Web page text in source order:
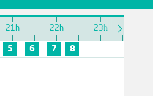
21h 22h 23h
5 6 7
8